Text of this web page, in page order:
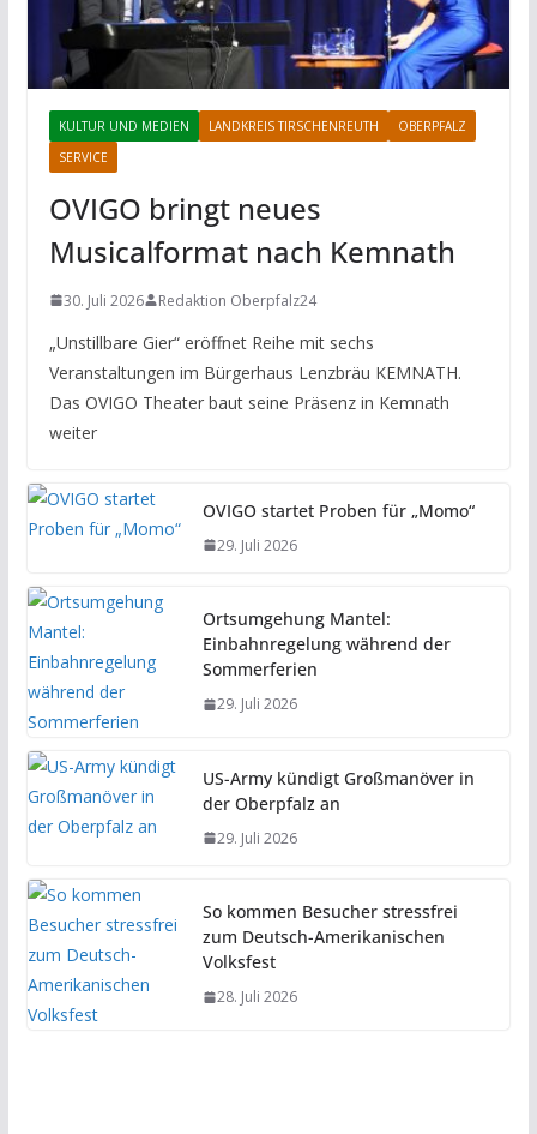
KULTUR UND MEDIEN LANDKREIS TIRSCHENREUTH
OBERPFALZ
SERVICE
OVIGO bringt neues
Musicalformat nach Kemnath
30. Juli 2026 Redaktion Oberpfalz24
„Unstillbare Gier“ eröffnet Reihe mit sechs
Veranstaltungen im Bürgerhaus Lenzbräu KEMNATH.
Das OVIGO Theater baut seine Präsenz in Kemnath
weiter
OVIGO startet Proben für „Momo“
29. Juli 2026
Ortsumgehung Mantel:
Einbahnregelung während der
Sommerferien
29. Juli 2026
US-Army kündigt Großmanöver in
der Oberpfalz an
29. Juli 2026
So kommen Besucher stressfrei
zum Deutsch-Amerikanischen
Volksfest
28. Juli 2026